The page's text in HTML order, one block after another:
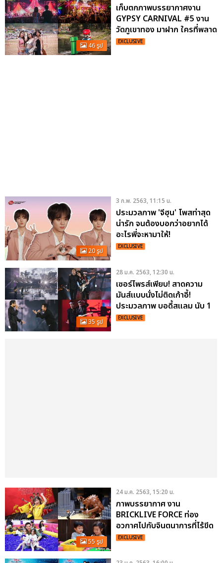
46 รูป
เก็บตกภาพบรรยากาศงาน
GYPSY CARNIVAL #5 งาน
วัดภูเขาทอง มาฝาก ใครที่พลาด
ปีนี้ เจอกันอีกทีปีหน้า!!!
EXCLUSIVE
20 รูป
3 ก.พ. 2563, 11:15 น.
ประมวลภาพ 'จีฮุน' โพสท่าสุด
น่ารัก จนต้องบอกว่าอยากได้
อะไรพี่จะหามาให้!
EXCLUSIVE
35 รูป
28 ม.ค. 2563, 12:30 น.
เซอร์ไพรส์เพียบ! สาดความ
มันส์แบบนั่งไม่ติดเก้าอี้!
ประมวลภาพ บอดี้สแลม นับ 1
ถึง 7
EXCLUSIVE
55 รูป
24 ม.ค. 2563, 15:20 น.
ภาพบรรยากาศ งาน
BRICKLIVE FORCE ท่อง
อวกาศไปกับจินตนาการที่ไร้ขีด
จำกัด
EXCLUSIVE